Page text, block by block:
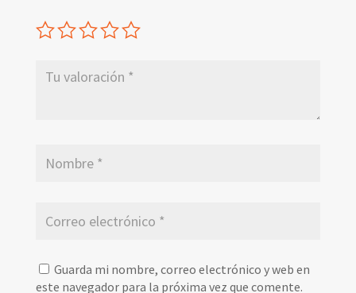
Guarda mi nombre, correo electrónico y web en
este navegador para la próxima vez que comente.